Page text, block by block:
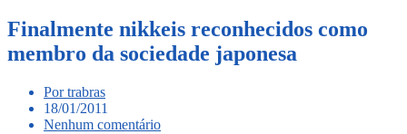
Finalmente nikkeis reconhecidos como
membro da sociedade japonesa
Por trabras
18/01/2011
Nenhum comentário